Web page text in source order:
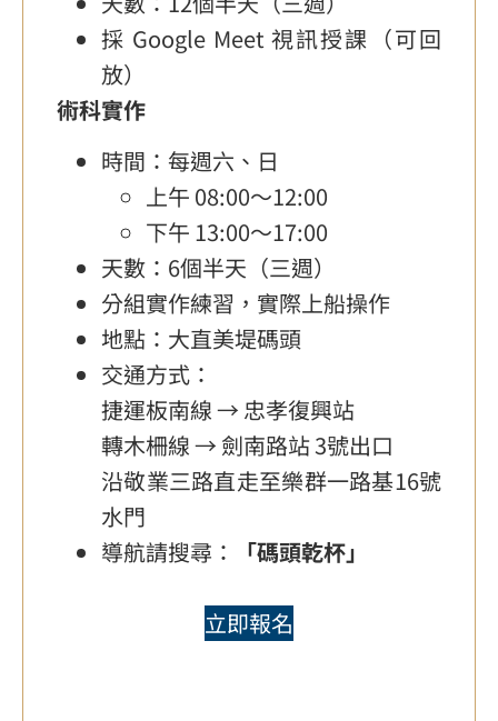
採 Google Meet 視訊授課（可回
放）
術科實作
時間：每週六、日
上午 08:00～12:00
下午 13:00～17:00
天數：6個半天（三週）
分組實作練習，實際上船操作
地點：大直美堤碼頭
交通方式：
捷運板南線 → 忠孝復興站
轉木柵線 → 劍南路站 3號出口
沿敬業三路直走至樂群一路基16號
水門
導航請搜尋：
「碼頭乾杯」
立即報名